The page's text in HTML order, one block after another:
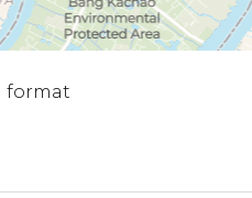
format